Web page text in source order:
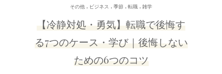
その他 . ビジネス . 季節 . 転職 . 雑学
【冷静対処・勇気】転職で後悔す
る7つのケース・学び｜後悔しない
ための6つのコツ